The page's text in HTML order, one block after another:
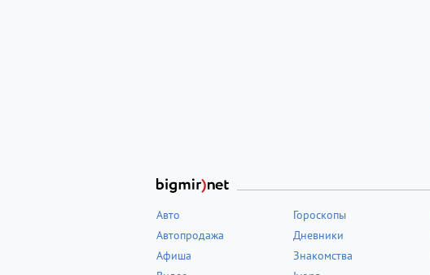
Авто
Автопродажа
Афиша
Гороскопы
Дневники
Знакомства